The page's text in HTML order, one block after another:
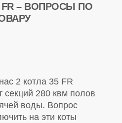
FR – ВОПРОСЫ ПО
2 котла 35 FR
секций 280 квм полов
воды. Вопрос
на эти коты